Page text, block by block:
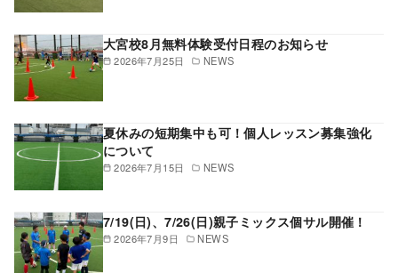
2026年7月25日 NEWS
大宮校8月無料体験受付日程のお知らせ
2026年7月15日 NEWS
夏休みの短期集中も可！個人レッスン募集強化
について
2026年7月9日 NEWS
7/19(日)、7/26(日)親子ミックス個サル開催！